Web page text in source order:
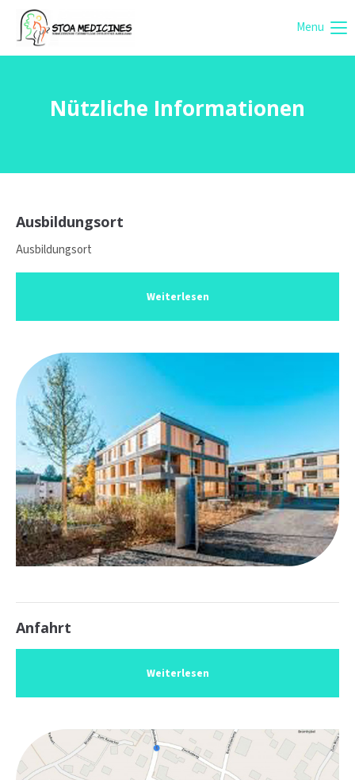
Login
Anmelden
24h / 365days
We offer support for our customers
Mon - Fri 8:00am - 5:00pm(GMT +1)
Get in touch
Cybersteel Inc.
San Francisco, CA 94102
Have any questions?
About us
Menu
Nützliche Informationen
Ausbildungsort
Ausbildungsort
Weiterlesen
Anfahrt
Weiterlesen